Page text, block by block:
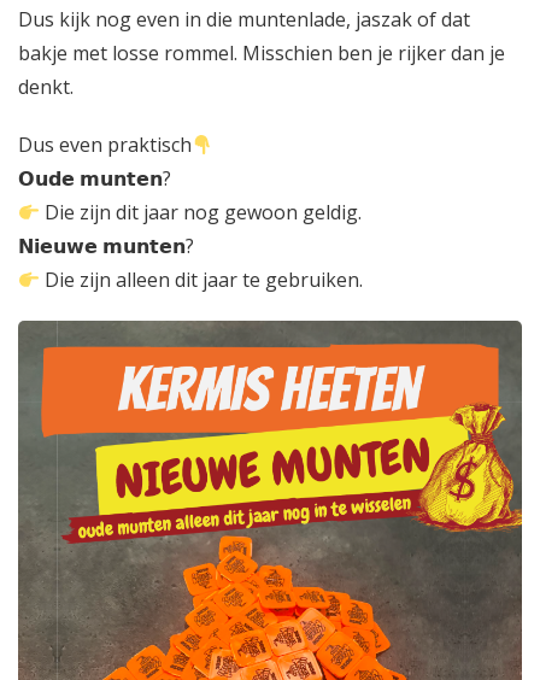
Dus kijk nog even in die muntenlade, jaszak of dat
bakje met losse rommel. Misschien ben je rijker dan je
denkt.
Dus even praktisch
𝗢𝘂𝗱𝗲 𝗺𝘂𝗻𝘁𝗲𝗻?
Die zijn dit jaar nog gewoon geldig.
𝗡𝗶𝗲𝘂𝘄𝗲 𝗺𝘂𝗻𝘁𝗲𝗻?
Die zijn alleen dit jaar te gebruiken.